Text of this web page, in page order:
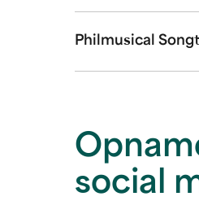
Philmusical
social